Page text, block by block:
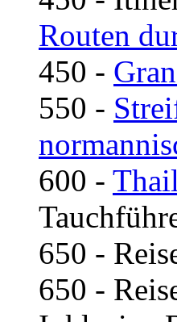
Routen
450 -
550 -
600 -
650 -
650 -